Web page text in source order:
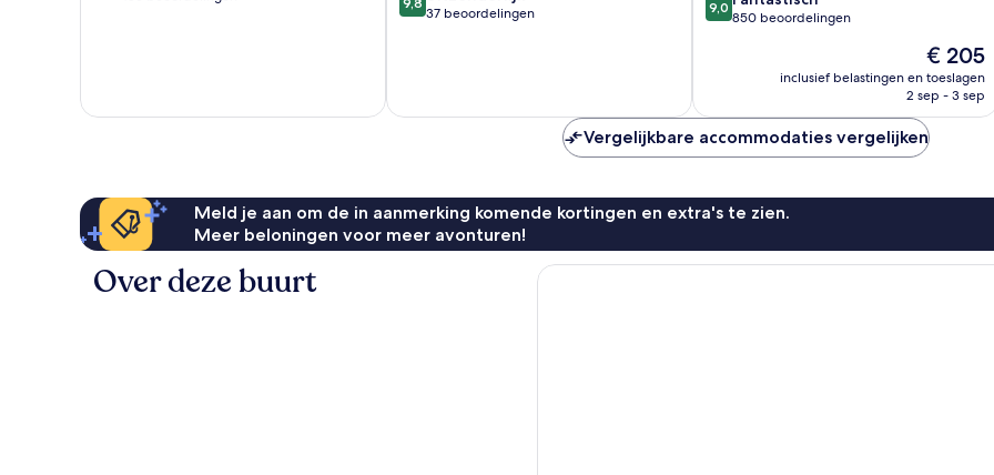
van37 beoordelingen
Wanaka
van
9,0
850 beoordelingen
De
prijs
is
€ 205
inclusief belastingen en toeslagen
2 sep - 3 sep
Vergelijkbare accommodaties vergelijken
Meld je aan om de in aanmerking komende kortingen en extra's te zien.
Meer beloningen voor meer avonturen!
Over deze buurt